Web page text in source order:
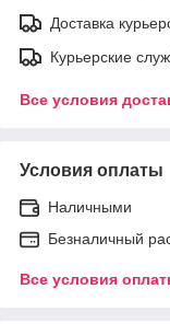
Доставка
Курьерские
Все условия
Условия оплаты
Наличными
Безналичный
Все условия